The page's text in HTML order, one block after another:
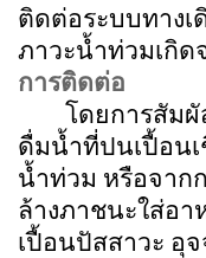
ติดต่อระบบทาง
ภาวะน้ำท่วมเกิด
การติดต่อ
โดยการสัมผั
ดื่มน้ำที่ปนเปื้อน
น้ำท่วม หรือจาก
ล้างภาชนะใส่อ
เปื้อนปัสสาวะ อุ